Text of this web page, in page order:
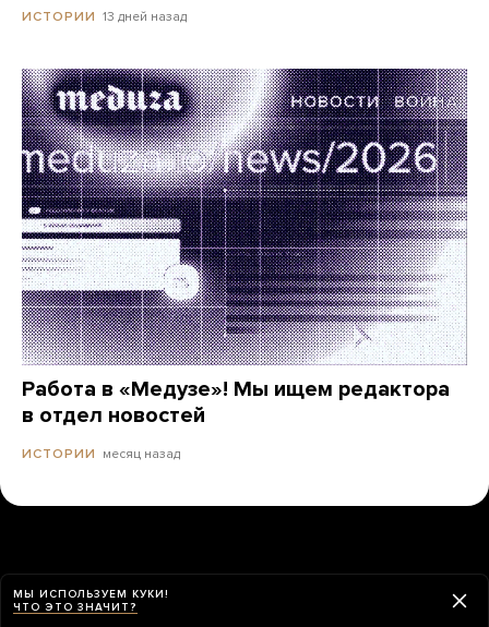
ИСТОРИИ 13 дней назад
Работа в «Медузе»! Мы ищем редактора
в отдел новостей
ИСТОРИИ месяц назад
МЫ ИСПОЛЬЗУЕМ КУКИ!
ЧТО ЭТО ЗНАЧИТ?